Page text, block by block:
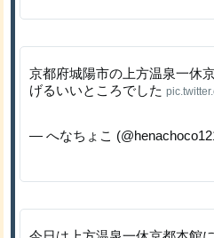
京都府城陽市の上方温泉一休
げるいいところでした
— へなちょこ